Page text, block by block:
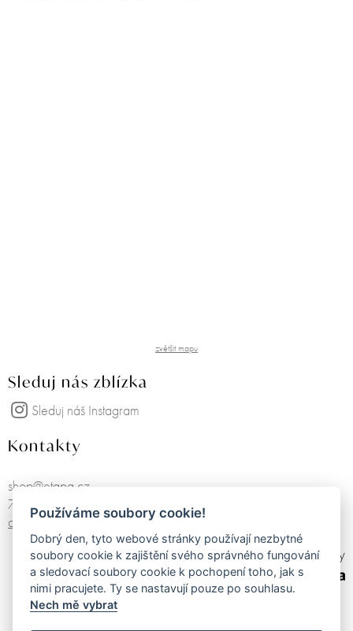
zvětšit mapu
Sleduj nás zblízka
Sleduj náš Instagram
Kontakty
shop@etapa.cz
725751468
další kontakty
made by
Obchodní podmínky
Používáme soubory cookie!
Dobrý den, tyto webové stránky používají nezbytné
soubory cookie k zajištění svého správného fungování
a sledovací soubory cookie k pochopení toho, jak s
nimi pracujete. Ty se nastavují pouze po souhlasu.
Nech mě vybrat